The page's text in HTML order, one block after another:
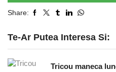
Share:
Te-Ar Putea Interesa Si: